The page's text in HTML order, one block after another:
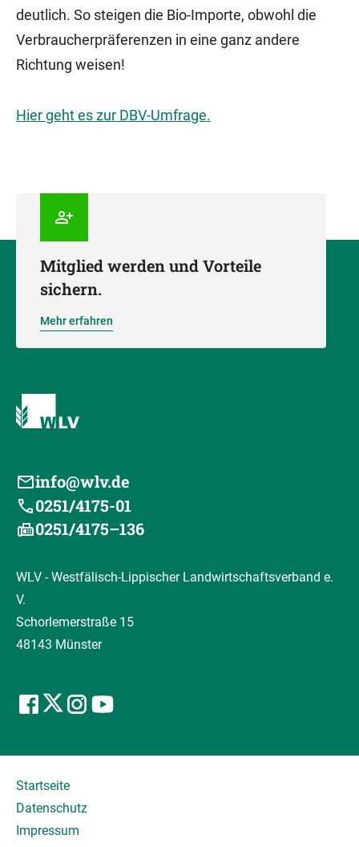
deutlich. So steigen die Bio-Importe, obwohl die
Verbraucherpräferenzen in eine ganz andere
Richtung weisen!
Hier geht es zur DBV-Umfrage.
Mitglied werden und Vorteile
sichern.
Mehr erfahren
info@wlv.de
0251/4175-01
0251/4175–136
WLV - Westfälisch-Lippischer Landwirtschaftsverband e.
V.
Schorlemerstraße 15
48143 Münster
Startseite
Datenschutz
Impressum